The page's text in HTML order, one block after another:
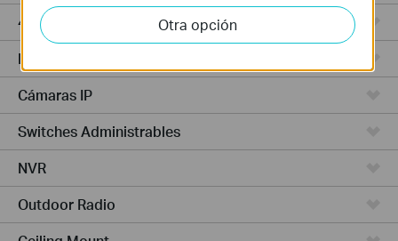
4G/5G WiFi Gateways
Integrated Gateways
Cámaras IP
Switches Administrables
NVR
Outdoor Radio
Otra opción